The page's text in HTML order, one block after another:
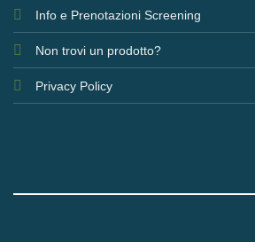
Info e Prenotazioni Screening
Non trovi un prodotto?
Privacy Policy